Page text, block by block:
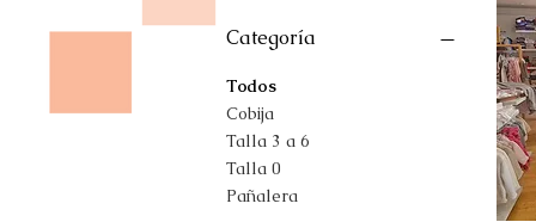
Categoría
Todos
Cobija
Talla 3 a 6
Talla 0
Pañalera